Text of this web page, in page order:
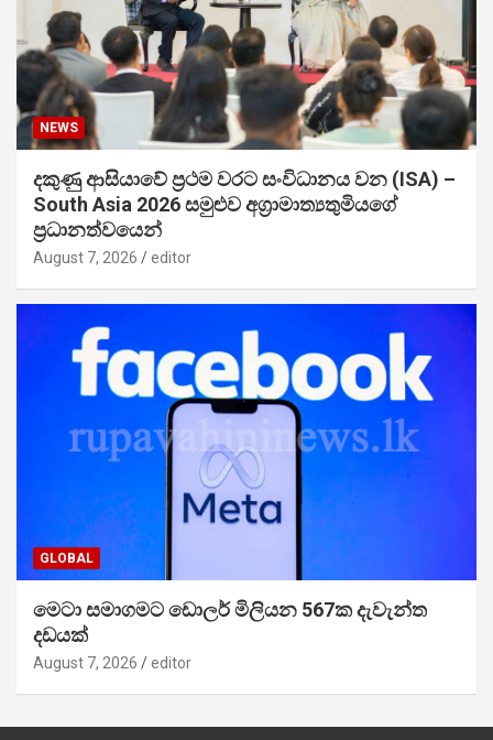
NEWS
දකුණු ආසියාවේ ප්‍රථම වරට සංවිධානය වන (ISA) –
South Asia 2026 සමුළුව අග්‍රාමාත්‍යතුමියගේ
ප්‍රධානත්වයෙන්
August 7, 2026 editor
GLOBAL
මෙටා සමාගමට ඩොලර් මිලියන 567ක දැවැන්ත
දඩයක්
August 7, 2026 editor